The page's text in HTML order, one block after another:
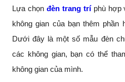
Lựa chọn đèn trang trí phù hợp
không gian của bạn thêm phần
Dưới đây là một số mẫu đèn
các không gian, bạn có thể
không gian của mình.